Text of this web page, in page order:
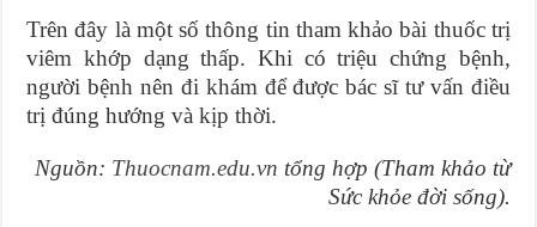
Trên đây là một số thông tin tham khảo bài thuốc trị
viêm khớp dạng thấp. Khi có triệu chứng bệnh,
người bệnh nên đi khám để được bác sĩ tư vấn điều
trị đúng hướng và kịp thời.
Nguồn: Thuocnam.edu.vn tổng hợp (Tham khảo từ
Sức khỏe đời sống).